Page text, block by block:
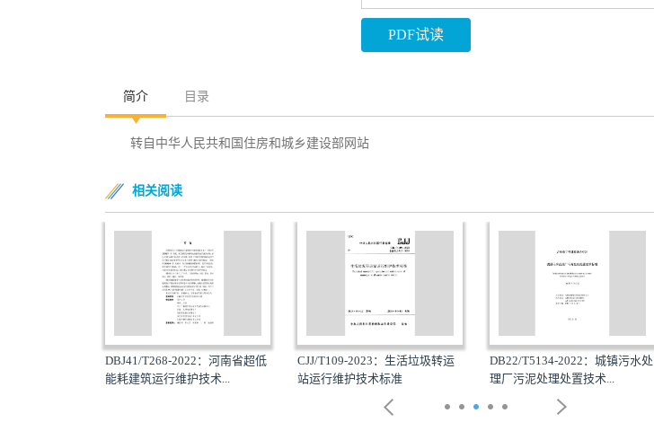
PDF试读
简介 目录
转自中华人民共和国住房和城乡建设部网站
相关阅读
DBJ41/T268-2022：河南省超低
能耗建筑运行维护技术...
CJJ/T109-2023：生活垃圾转运
站运行维护技术标准
DB22/T5134-2022：城镇污水处
理厂污泥处理处置技术...